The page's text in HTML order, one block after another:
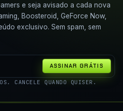
e seja avisado a cada nova
Boosteroid, GeForce Now,
exclusivo. Sem spam, sem
ASSINAR GRÁTIS
CANCELE QUANDO QUISER.